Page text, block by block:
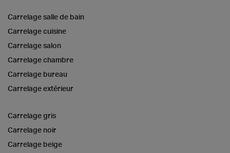
Carrelage salle de bain
Carrelage cuisine
Carrelage salon
Carrelage chambre
Carrelage bureau
Carrelage extérieur
Carrelage gris
Carrelage noir
Carrelage beige